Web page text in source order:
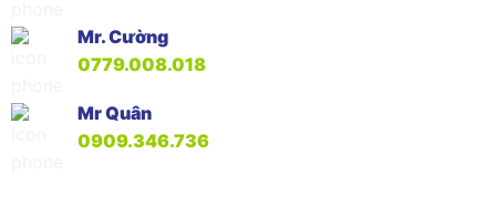
Mr. Cường
0779.008.018
Mr Quân
0909.346.736